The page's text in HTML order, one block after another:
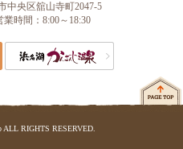
中央区舘山寺町2047-5
業時間：8:00～18:30
RIGHTS RESERVED.